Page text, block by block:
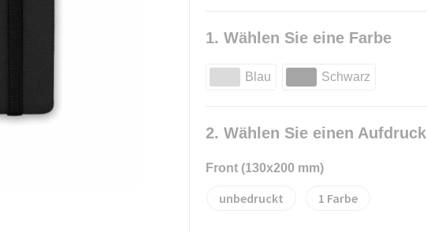
1. Wählen Sie eine Farbe
Blau Schwarz
2. Wählen Sie einen Aufdruck
Front (130x200 mm)
unbedruckt 1